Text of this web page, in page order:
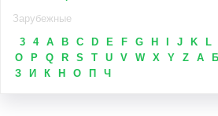
Зарубежные
3
4 A B C D E F G H J K L
O
P Q R S T U V W X Y Z А Б
З
И К Н О П Ч